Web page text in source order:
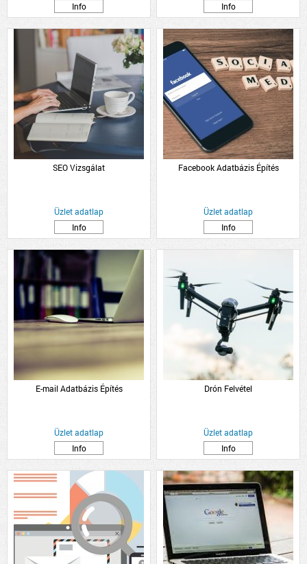
Info
Info
SEO Vizsgálat
Üzlet adatlap
Info
Facebook Adatbázis Építés
Üzlet adatlap
Info
E-mail Adatbázis Építés
Üzlet adatlap
Info
Drón Felvétel
Üzlet adatlap
Info